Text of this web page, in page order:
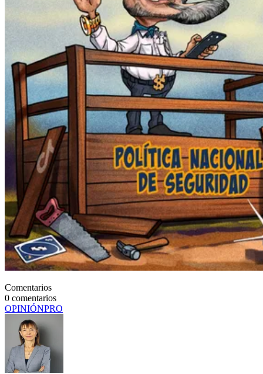
Comentarios
0 comentarios
OPINIÓNPRO